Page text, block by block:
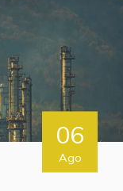
06
Ago